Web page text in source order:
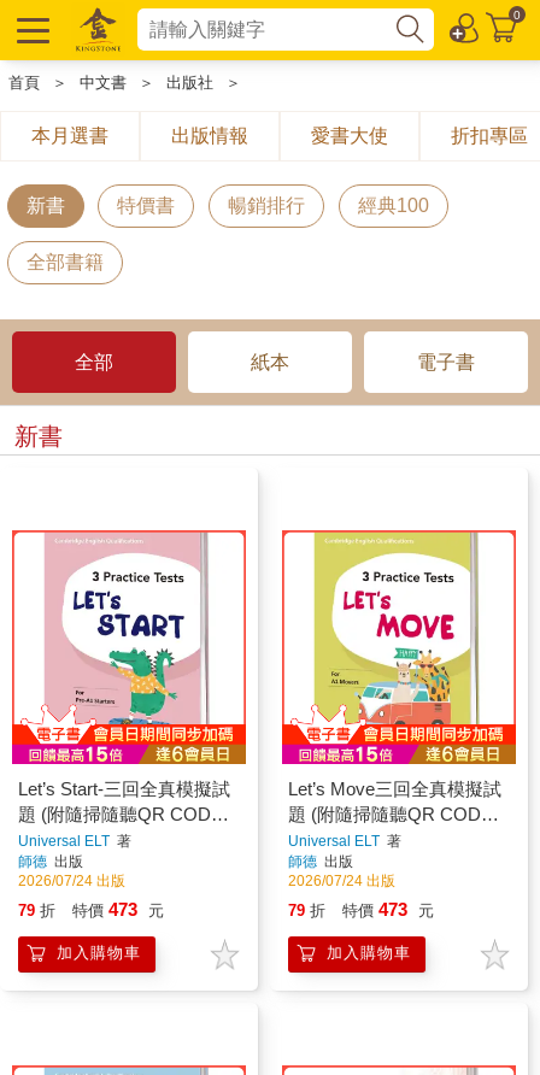
0
首頁 ＞ 中文書 ＞ 出版社 ＞
本月選書 出版情報 愛書大使 折扣專區
新書 特價書 暢銷排行 經典100
全部書籍
全部 紙本 電子書
新書
Let’s Start-三回全真模擬試
題 (附隨掃隨聽QR CODE
音檔) (Pre-A1 Starters)
Universal ELT 著
師德 出版
2026/07/24 出版
79 折 特價 473 元
加入購物車
Let’s Move三回全真模擬試
題 (附隨掃隨聽QR CODE
音檔) (A1 Movers)
Universal ELT 著
師德 出版
2026/07/24 出版
79 折 特價 473 元
加入購物車